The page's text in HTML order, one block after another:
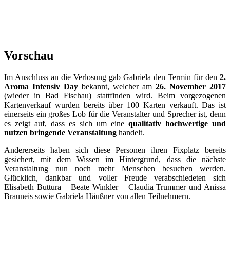
Vorschau
Im Anschluss an die Verlosung gab Gabriela den Termin für den 2.
Aroma Intensiv Day bekannt, welcher am 26. November 2017
(wieder in Bad Fischau) stattfinden wird. Beim vorgezogenen
Kartenverkauf wurden bereits über 100 Karten verkauft. Das ist
einerseits ein großes Lob für die Veranstalter und Sprecher ist, denn
es zeigt auf, dass es sich um eine qualitativ hochwertige und
nutzen bringende Veranstaltung handelt.
Andererseits haben sich diese Personen ihren Fixplatz bereits
gesichert, mit dem Wissen im Hintergrund, dass die nächste
Veranstaltung nun noch mehr Menschen besuchen werden.
Glücklich, dankbar und voller Freude verabschiedeten sich
Elisabeth Buttura – Beate Winkler – Claudia Trummer und Anissa
Brauneis sowie Gabriela Häußner von allen Teilnehmern.